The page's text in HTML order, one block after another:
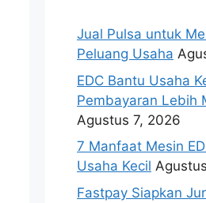
Jual Pulsa untuk
Peluang Usaha
EDC Bantu Usaha
Pembayaran Lebih
Agustus 7, 2026
7 Manfaat Mesin
Usaha Kecil
Fastpay Siapkan